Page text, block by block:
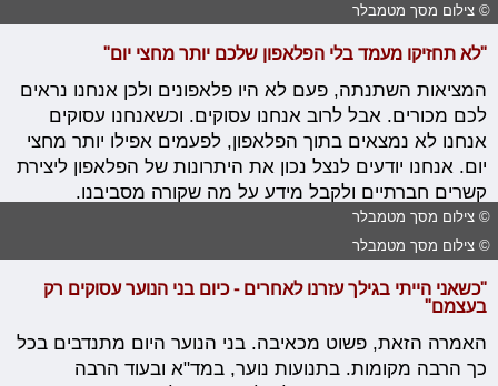
© צילום מסך מטמבלר
"לא תחזיקו מעמד בלי הפלאפון שלכם יותר מחצי יום"
המציאות השתנתה, פעם לא היו פלאפונים ולכן אנחנו נראים
לכם מכורים. אבל לרוב אנחנו עסוקים. וכשאנחנו עסוקים
אנחנו לא נמצאים בתוך הפלאפון, לפעמים אפילו יותר מחצי
יום. אנחנו יודעים לנצל נכון את היתרונות של הפלאפון ליצירת
קשרים חברתיים ולקבל מידע על מה שקורה מסביבנו.
© צילום מסך מטמבלר
© צילום מסך מטמבלר
"כשאני הייתי בגילך עזרנו לאחרים - כיום בני הנוער עסוקים רק
בעצמם"
האמרה הזאת, פשוט מכאיבה. בני הנוער היום מתנדבים בכל
כך הרבה מקומות. בתנועות נוער, במד"א ובעוד הרבה